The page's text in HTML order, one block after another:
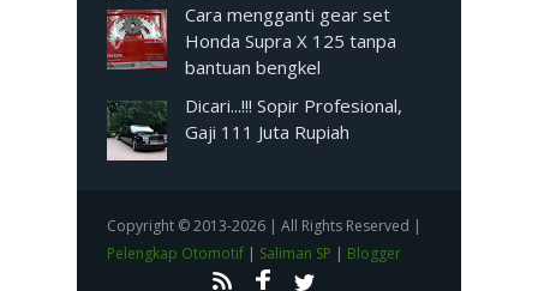
Cara mengganti gear set
Honda Supra X 125 tanpa
bantuan bengkel
Dicari...!!! Sopir Profesional,
Gaji 111 Juta Rupiah
Copyright © 2013-2026 | All Rights Reserved |
Pelengkap Otomotif | Saliman SP | Blogger